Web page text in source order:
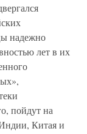
надежно
лет в их
пойдут на
Китая и